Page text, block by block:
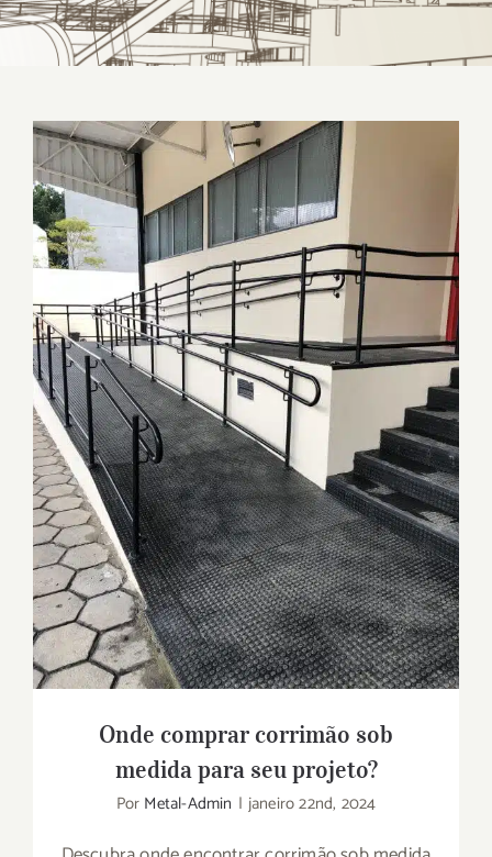
Onde comprar corrimão sob medida para
seu projeto?
Onde comprar corrimão sob
medida para seu projeto?
Por Metal-Admin | janeiro 22nd, 2024